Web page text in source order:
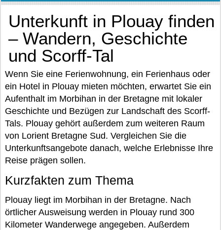
Unterkunft in Plouay finden
– Wandern, Geschichte
und Scorff-Tal
Wenn Sie eine Ferienwohnung, ein Ferienhaus oder
ein Hotel in Plouay mieten möchten, erwartet Sie ein
Aufenthalt im Morbihan in der Bretagne mit lokaler
Geschichte und Bezügen zur Landschaft des Scorff-
Tals. Plouay gehört außerdem zum weiteren Raum
von Lorient Bretagne Sud. Vergleichen Sie die
Unterkunftsangebote danach, welche Erlebnisse Ihre
Reise prägen sollen.
Kurzfakten zum Thema
Plouay liegt im Morbihan in der Bretagne. Nach
örtlicher Ausweisung werden in Plouay rund 300
Kilometer Wanderwege angegeben. Außerdem